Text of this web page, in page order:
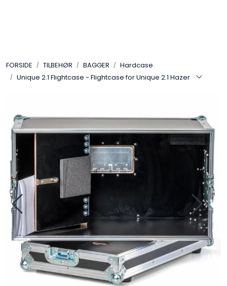
FORSIDE TILBEHØR BAGGER
Hardcase
Unique 2.1 Flightcase - Flightcase for Unique 2.1 Hazer
LYD
TILBEHØR
VAREMERKER
AKTUELT
BRUKT
SAMTALEROM